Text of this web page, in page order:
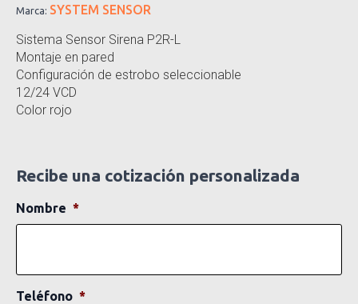
Marca: SYSTEM SENSOR
Sistema Sensor Sirena P2R-L
Montaje en pared
Configuración de estrobo seleccionable
12/24 VCD
Color rojo
Recibe una cotización personalizada
Nombre *
Teléfono *